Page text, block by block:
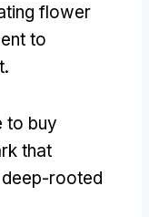
flower
to
.
to buy
that
deep-rooted